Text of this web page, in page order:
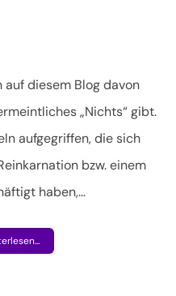
diesem Blog davon
„Nichts“ gibt.
aufgegriffen, die sich
bzw. einem
haben,…